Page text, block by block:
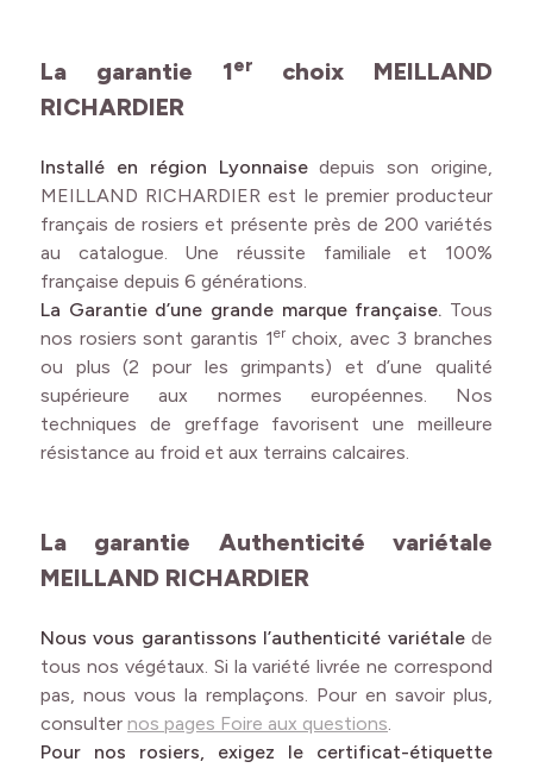
La garantie 1er
choix MEILLAND
RICHARDIER
Installé en région Lyonnaisedepuis son origine,
MEILLAND RICHARDIER est le premier producteur
français de rosiers et présente près de 200 variétés
au catalogue. Une réussite familiale et 100%
française depuis 6 générations.
La Garantie d’une grande marque française. Tous
nos rosiers sont garantis 1erchoix, avec 3 branches
ou plus (2 pour les grimpants) et d’une qualité
supérieure aux normes européennes. Nos
techniques de greffage favorisent une meilleure
résistance au froid et aux terrains calcaires.
La garantie Authenticité variétale
MEILLAND RICHARDIER
Nous vous garantissons l’authenticité variétalede
tous nos végétaux. Si la variété livrée ne correspond
pas, nous vous la remplaçons. Pour en savoir plus,
consulter nos pages Foire aux questions.
Pour nos rosiers, exigez le certificat-étiquette